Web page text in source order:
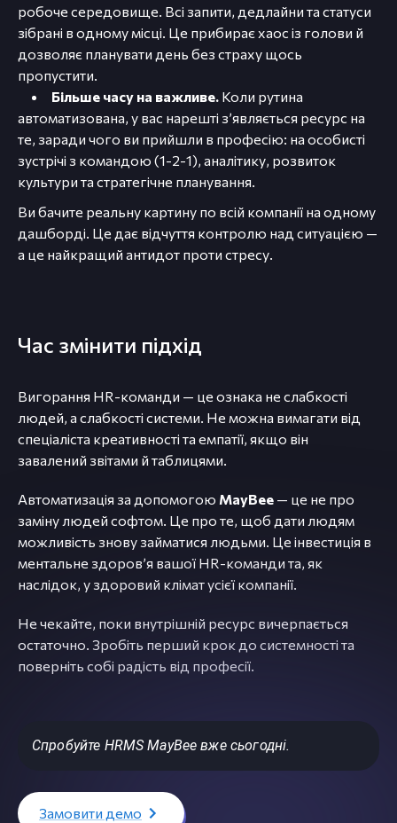
робоче середовище. Всі запити, дедлайни та статуси
зібрані в одному місці. Це прибирає хаос із голови й
дозволяє планувати день без страху щось
пропустити.
Більше часу на важливе. Коли рутина
автоматизована, у вас нарешті з’являється ресурс на
те, заради чого ви прийшли в професію: на особисті
зустрічі з командою (1-2-1), аналітику, розвиток
культури та стратегічне планування.
Ви бачите реальну картину по всій компанії на одному
дашборді. Це дає відчуття контролю над ситуацією —
а це найкращий антидот проти стресу.
Час змінити підхід
Вигорання HR-команди — це ознака не слабкості
людей, а слабкості системи. Не можна вимагати від
спеціаліста креативності та емпатії, якщо він
завалений звітами й таблицями.
Автоматизація за допомогою MayBee — це не про
заміну людей софтом. Це про те, щоб дати людям
можливість знову займатися людьми. Це інвестиція в
ментальне здоров’я вашої HR-команди та, як
наслідок, у здоровий клімат усієї компанії.
Не чекайте, поки внутрішній ресурс вичерпається
остаточно. Зробіть перший крок до системності та
поверніть собі радість від професії.
Спробуйте HRMS MayBee вже сьогодні.
Замовити демо